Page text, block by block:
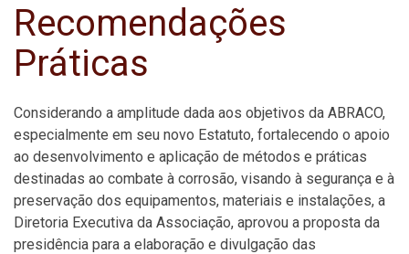
Recomendações
Práticas
Considerando a amplitude dada aos objetivos da ABRACO,
especialmente em seu novo Estatuto, fortalecendo o apoio
ao desenvolvimento e aplicação de métodos e práticas
destinadas ao combate à corrosão, visando à segurança e à
preservação dos equipamentos, materiais e instalações, a
Diretoria Executiva da Associação, aprovou a proposta da
presidência para a elaboração e divulgação das